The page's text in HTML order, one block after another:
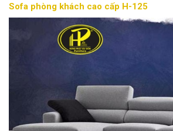
Sofa phòng khách cao cấp H-125